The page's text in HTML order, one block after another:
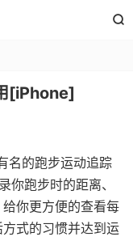

[iPhone]
名的跑步运动追踪
你跑步时的距离、
你更方便的查看每
式的习惯并达到运